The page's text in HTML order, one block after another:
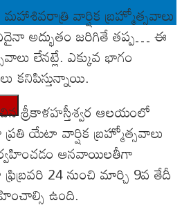
మహాశివరాత్రి వార్షిక బ్రహ్మోత్సవాలు
అద్భుతం జరిగితే తప్ప… ఈ
లేనట్లే. ఎక్కువ భాగం
కనిపిస్తున్నాయి.
శ్రీకాళహస్తీశ్వర ఆలయంలో
యేటా వార్షిక బ్రహ్మోత్సవాలు
ఆనవాయిలతీగా
24 నుంచి మార్చి 9వ తేదీ
ఉంది.